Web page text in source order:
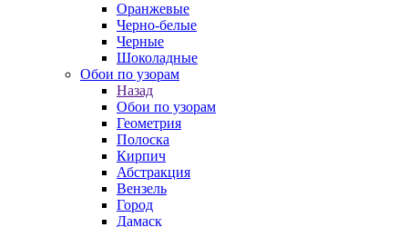
Оранжевые
Черно-белые
Черные
Шоколадные
Обои по узорам
Назад
Обои по узорам
Геометрия
Полоска
Кирпич
Абстракция
Вензель
Город
Дамаск